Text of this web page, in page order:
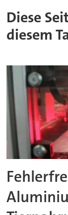
Diese
diesem